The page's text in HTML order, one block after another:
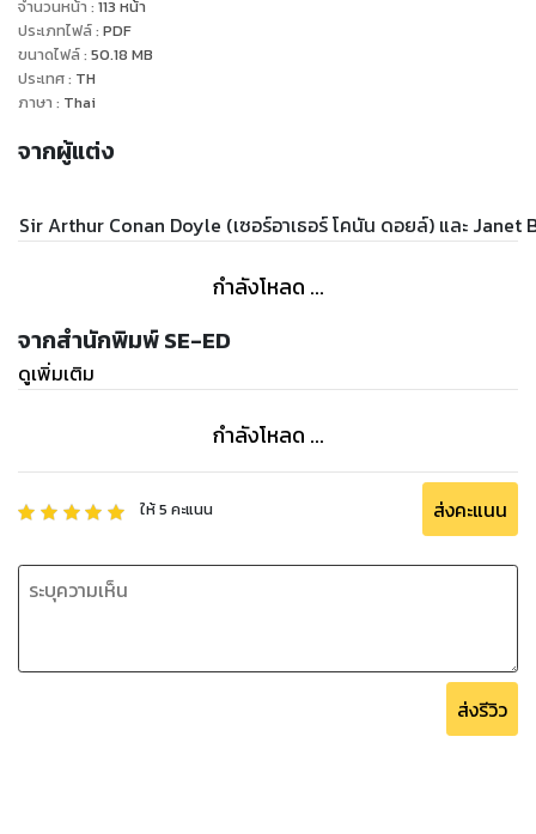
จำนวนหน้า : 113 หน้า
ประเภทไฟล์: PDF
ขนาดไฟล์: 50.18 MB
ประเทศ: TH
ภาษา : Thai
จากผู้แต่ง
Sir Arthur Conan Doyle (เซอร์อาเธอร์ โคนัน ดอยล์) และ Janet
กำลังโหลด ...
จากสำนักพิมพ์ SE-ED
ดูเพิ่มเติม
กำลังโหลด ...
ให้5 คะแนน ส่งคะแนน
ส่งรีวิว